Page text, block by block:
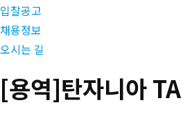
입찰공고
채용정보
오시는 길
[용역]탄자니아